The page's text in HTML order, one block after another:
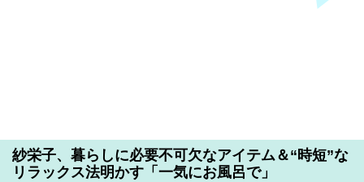
紗栄子、暮らしに必要不可欠なアイテム＆“時短”な
リラックス法明かす「一気にお風呂で」